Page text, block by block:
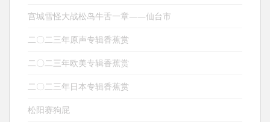
宫城雪怪大战松岛牛舌一章——仙台市
二〇二三年原声专辑香蕉赏
二〇二三年欧美专辑香蕉赏
二〇二三年日本专辑香蕉赏
松阳赛狗屁